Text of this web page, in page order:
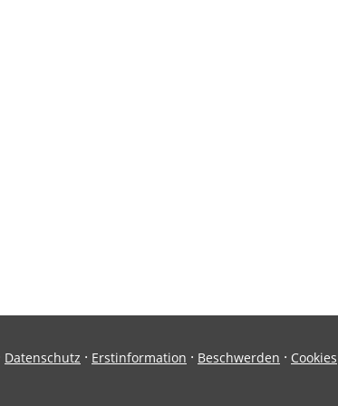
Datenschutz · Erstinformation · Beschwerden · Cookies